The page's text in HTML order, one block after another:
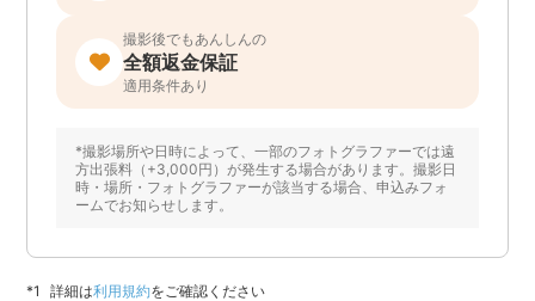
撮影後でもあんしんの
全額返金保証
適用条件あり
*撮影場所や日時によって、一部のフォトグラファーでは遠
方出張料（+3,000円）が発生する場合があります。撮影日
時・場所・フォトグラファーが該当する場合、申込みフォ
ームでお知らせします。
詳細は利用規約をご確認ください